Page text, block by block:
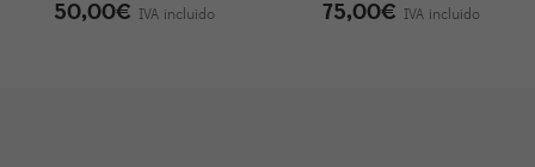
50,00€ IVA incluido 75,00€ IVA incluido